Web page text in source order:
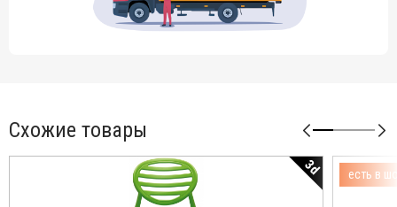
Схожие товары
3d есть в